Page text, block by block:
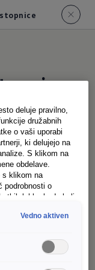
Vlečne kljuke in stopnice
dodatnih
težkim
na voljo
skupno maso
Oglejte si
glavo1
deluje pravilno,
družabnih
o vaši uporabi
ki delujejo na
S klikom na
obdelave.
s klikom na
podrobnosti o
lahko kadarkoli
Vedno aktiven